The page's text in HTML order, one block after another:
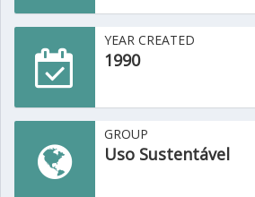
YEAR CREATED
1990
GROUP
Uso Sustentável